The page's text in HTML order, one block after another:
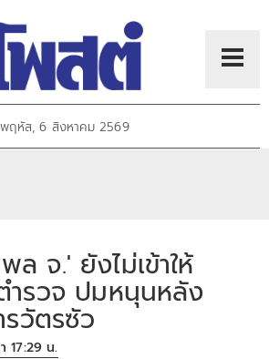
พฤหัส, 6 สิงหาคม 2569
ล จ.' ยังไม่เข้าให้
ำรวจ ปมหนุนหลัง
วัตรซัว
17:29 น.